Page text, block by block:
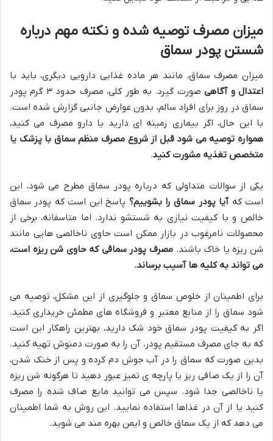
میزان مصرف توصیه شده و نکته مهم درباره
شستن پودر سماق
میزان مصرف سماق، مانند هر ماده غذایی دارویی دیگری، باید با
اعتدال و آگاهی
صورت گیرد. به طور کلی، مصرف حدود ۳ گرم پودر
سماق در روز برای افراد سالم، بدون عوارض جانبی گزارش شده است.
با این حال، اگر بیماری زمینه ای دارید یا دارو مصرف می کنید،
همواره توصیه می شود قبل از شروع مصرف منظم سماق با پزشک یا
متخصص تغذیه مشورت کنید.
یکی از سوالات متداولی که درباره پودر سماق مطرح می شود، این
است کهآیا پودر سماق را بشوییم؟ پاسخ این است که پودر سماق
خالص و با کیفیت نیازی به شستشو ندارد. اما متاسفانه، برخی از
محصولات نامرغوب در بازار ممکن است حاوی ناخالصی هایی مانند
شن ریزه یا خاک باشند. مصرف پودر سماقی که حاوی شن ریزه است،
می تواند به کلیه ها آسیب برساند.
برای اطمینان از خلوص سماق و جلوگیری از این مشکل، توصیه می
شود سماق را از منابع معتبر و فروشگاه های مطمئن خریداری کنید.
اگر به کیفیت پودر سماق خود شک دارید، بهترین راهکار این است
که به جای مصرف مستقیم پودر، آن را به صورت دمنوش تهیه کنید.
بدین صورت که سماق را در آب جوش دم کرده و پس از خنک شدن،
آن را از یک صافی ریز یا پارچه ی تمیز عبور دهید تا هرگونه شن ریزه
یا ناخالصی جدا شود. سپس می توانید مایع صاف شده را مصرف
کنید یا از آن در غذاها استفاده نمایید. این روش به شما اطمینان
می دهد که از یک سماق خالص و ایمن بهره مند می شوید.